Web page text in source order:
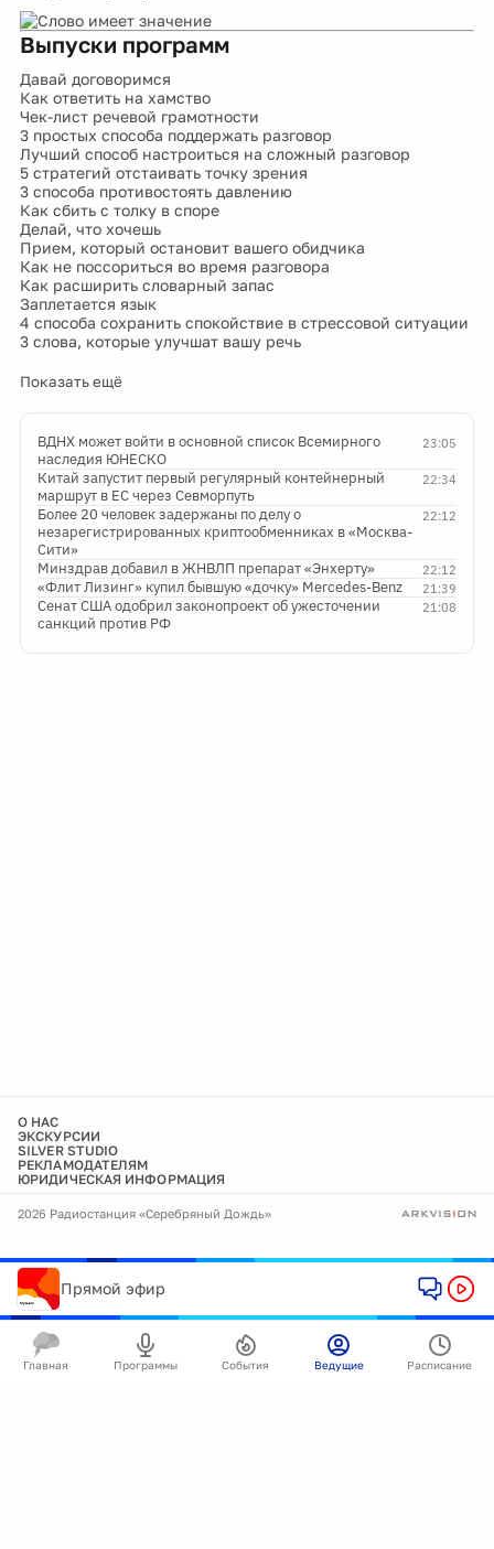
Выпуски программ
Давай договоримся
Как ответить на хамство
Чек-лист речевой грамотности
3 простых способа поддержать разговор
Лучший способ настроиться на сложный разговор
5 стратегий отстаивать точку зрения
3 способа противостоять давлению
Как сбить с толку в споре
Делай, что хочешь
Прием, который остановит вашего обидчика
Как не поссориться во время разговора
Как расширить словарный запас
Заплетается язык
4 способа сохранить спокойствие в стрессовой ситуации
3 слова, которые улучшат вашу речь
Показать ещё
23:05
ВДНХ может войти в основной список Всемирного
наследия ЮНЕСКО
22:34
Китай запустит первый регулярный контейнерный
маршрут в ЕС через Севморпуть
22:12
Более 20 человек задержаны по делу о
незарегистрированных криптообменниках в «Москва-
Сити»
22:12
Минздрав добавил в ЖНВЛП препарат «Энхерту»
21:39
«Флит Лизинг» купил бывшую «дочку» Mercedes-Benz
21:08
Сенат США одобрил законопроект об ужесточении
санкций против РФ
О НАС
ЭКСКУРСИИ
SILVER STUDIO
РЕКЛАМОДАТЕЛЯМ
ЮРИДИЧЕСКАЯ ИНФОРМАЦИЯ
2026 Радиостанция «Серебряный Дождь»
Прямой эфир
Главная Программы События Ведущие Расписание